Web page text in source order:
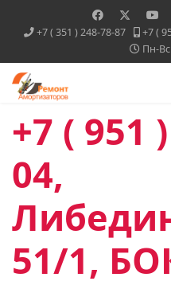
+7 ( 351 ) 248-78-87 +7 (
Пн-
+7 ( 951
04,
51/1,